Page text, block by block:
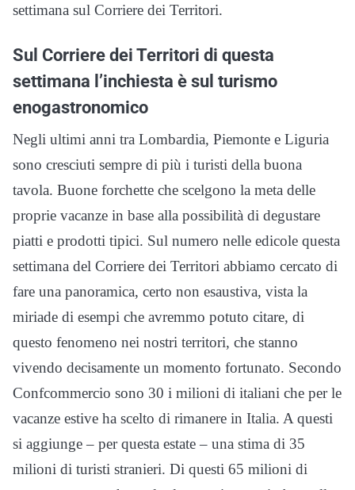
settimana sul Corriere dei Territori.
Sul Corriere dei Territori di questa
settimana l’inchiesta è sul turismo
enogastronomico
Negli ultimi anni tra Lombardia, Piemonte e Liguria
sono cresciuti sempre di più i turisti della buona
tavola. Buone forchette che scelgono la meta delle
proprie vacanze in base alla possibilità di degustare
piatti e prodotti tipici. Sul numero nelle edicole questa
settimana del Corriere dei Territori abbiamo cercato di
fare una panoramica, certo non esaustiva, vista la
miriade di esempi che avremmo potuto citare, di
questo fenomeno nei nostri territori, che stanno
vivendo decisamente un momento fortunato. Secondo
Confcommercio sono 30 i milioni di italiani che per le
vacanze estive ha scelto di rimanere in Italia. A questi
si aggiunge – per questa estate – una stima di 35
milioni di turisti stranieri. Di questi 65 milioni di